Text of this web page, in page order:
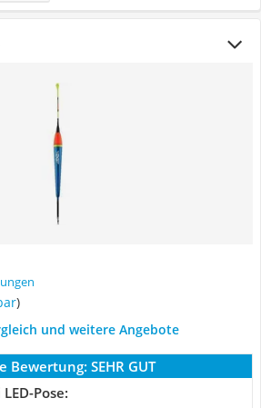
)
und weitere Angebote
Bewertung: SEHR GUT
Pose: